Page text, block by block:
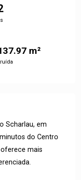
m²
Scharlau, em
do Centro
mais